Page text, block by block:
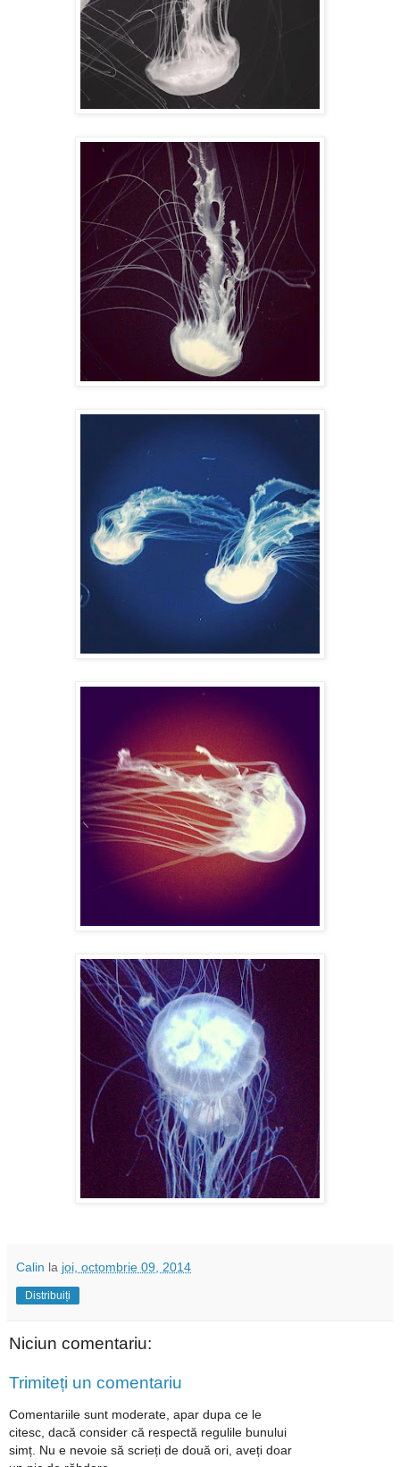
Calin la joi, octombrie 09, 2014
Distribuiți
Niciun comentariu:
Trimiteți un comentariu
Comentariile sunt moderate, apar dupa ce le
citesc, dacă consider că respectă regulile bunului
simț. Nu e nevoie să scrieți de două ori, aveți doar